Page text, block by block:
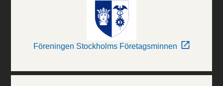
Föreningen Stockholms Företagsminnen